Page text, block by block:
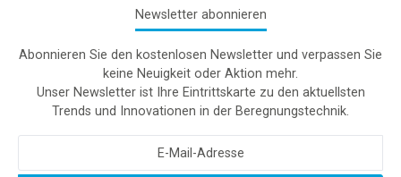
Newsletter abonnieren
Abonnieren Sie den kostenlosen Newsletter und verpassen Sie
keine Neuigkeit oder Aktion mehr.
Unser Newsletter ist Ihre Eintrittskarte zu den aktuellsten
Trends und Innovationen in der Beregnungstechnik.